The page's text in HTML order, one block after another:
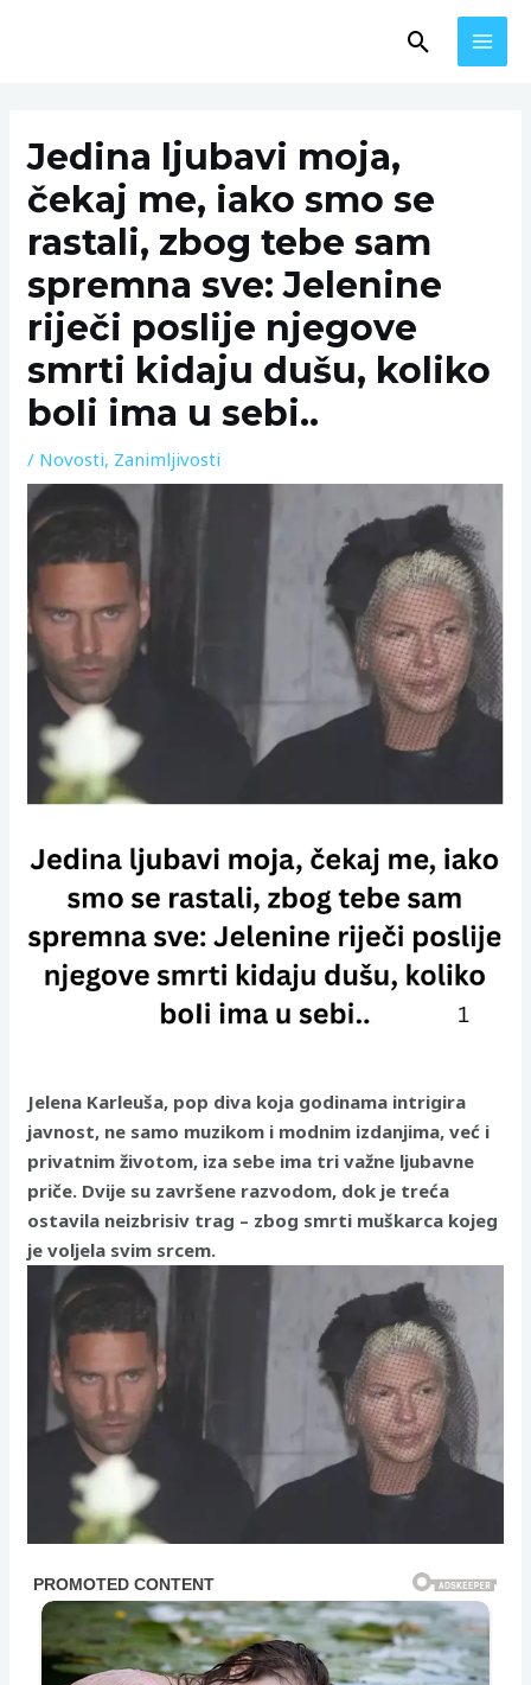
Search
Jedina ljubavi moja,
čekaj me, iako smo se
rastali, zbog tebe sam
spremna sve: Jelenine
riječi poslije njegove
smrti kidaju dušu, koliko
boIi ima u sebi..
/ Novosti, Zanimljivosti
Jelena Karleuša, pop diva koja godinama intrigira
javnost, ne samo muzikom i modnim izdanjima, već i
privatnim životom, iza sebe ima tri važne ljubavne
priče. Dvije su završene razvodom, dok je treća
ostavila neizbrisiv trag – zbog smrti muškarca kojeg
je voljela svim srcem.